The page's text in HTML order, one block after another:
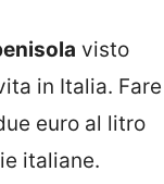
visto
in Italia. Fare
euro al litro
italiane.